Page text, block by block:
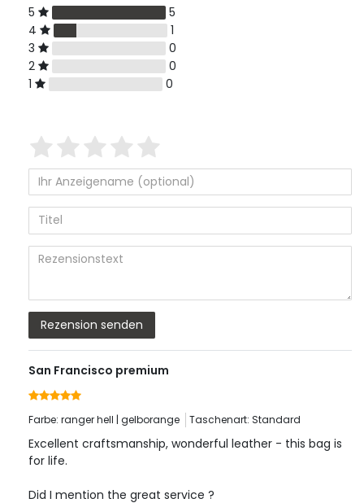
5
5
4
1
3
0
2
0
1
0
Bewertungssterne
von
5
4
von
5
3
von
5
Bewertungssternen
2
von
5
Bewertungssternen
1
von
5
Bewertungssternen
Ihr
Anzeigename
(optional)
Platzhalter
Rezension senden
San Francisco premium
Farbe: ranger hell | gelborange Taschenart: Standard
Excellent craftsmanship, wonderful leather - this bag is
for life.
Did I mention the great service ?